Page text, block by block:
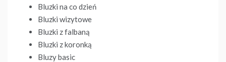
Bluzki na co dzień
Bluzki wizytowe
Bluzki z falbaną
Bluzki z koronką
Bluzy basic